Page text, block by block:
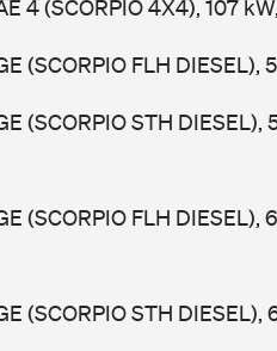
4 (SCORPIO 4X4), 107
(SCORPIO FLH DIESEL),
(SCORPIO STH
(SCORPIO FLH
(SCORPIO STH